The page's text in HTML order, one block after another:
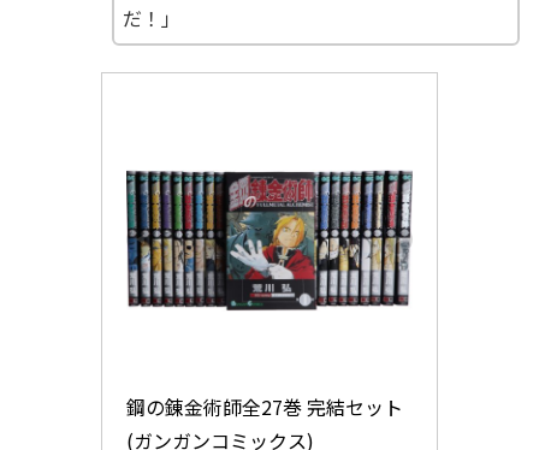
だ！」
鋼の錬金術師全27巻 完結セット
(ガンガンコミックス)